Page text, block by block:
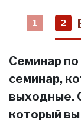
1 2
Семинар
семинар,
выходные.
который